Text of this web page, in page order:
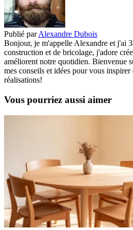
Publié par Alexandre Dubois
Bonjour, je m'appelle Alexandre et j'ai
construction et de bricolage, j'adore
améliorent notre quotidien. Bienvenue
mes conseils et idées pour vous inspirer
réalisations!
Vous pourriez aussi aimer